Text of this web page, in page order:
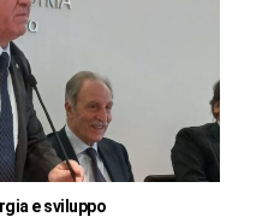
e sviluppo